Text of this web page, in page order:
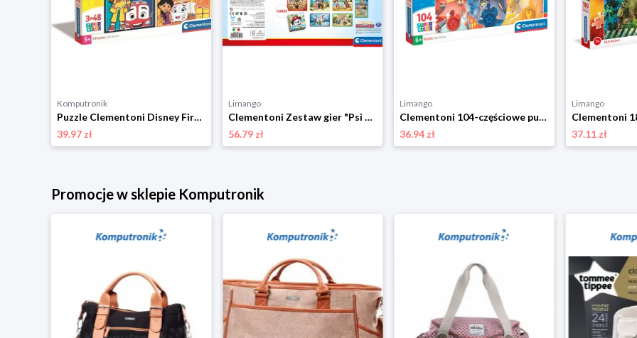
Komputronik
Puzzle Clementoni Disney Firebuds 3 x 48 el. 25283
39.97 zł
Limango
Clementoni Zestaw gier "Psi Patrol" - 3+ rozmiar: onesize
56.79 zł
Limango
Clementoni 104-częściowe puzzle "Psi Patrol" - 6+ rozmiar: onesize
36.94 zł
Limango
37.11 zł
Promocje w sklepie Komputronik